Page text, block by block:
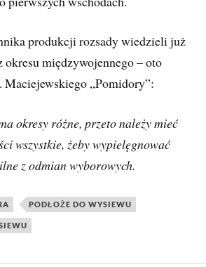
produkcji rozsady wiedzieli już
międzywojennego – oto
Maciejewskiego „Pomidory”:
okresy różne, przeto należy mieć
wszystkie, żeby wypielęgnować
z odmian wyborowych.
PODŁOŻE DO WYSIEWU